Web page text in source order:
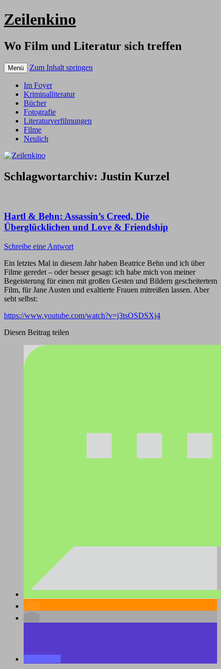
Zeilenkino
Wo Film und Literatur sich treffen
Menü Zum Inhalt springen
Im Foyer
Kriminalliteratur
Bücher
Fotografie
Literaturverfilmungen
Filme
Neulich
Schlagwortarchiv: Justin Kurzel
Hartl & Behn: Assassin’s Creed, Die
Überglücklichen und Love & Friendship
Schreibe eine Antwort
Ein letztes Mal in diesem Jahr haben Beatrice Behn und ich über
Filme geredet – oder besser gesagt: ich habe mich von meiner
Begeisterung für einen mit großen Gesten und Bildern gescheitertem
Film, für Jane Austen und exaltierte Frauen mitreißen lassen. Aber
seht selbst:
https://www.youtube.com/watch?v=j3tsOSDSXj4
Diesen Beitrag teilen